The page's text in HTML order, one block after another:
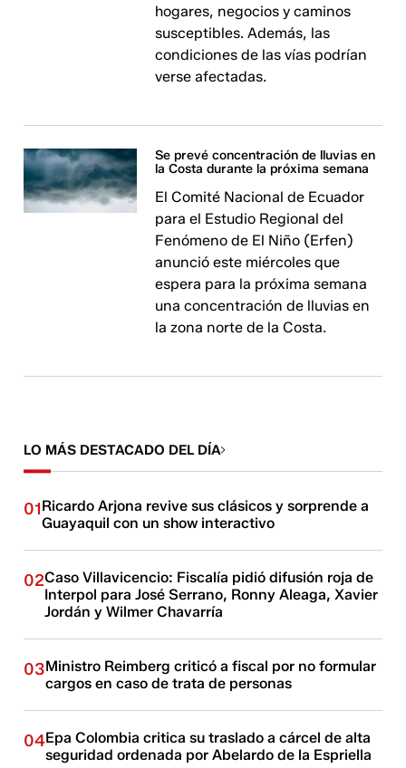
hogares, negocios y caminos
susceptibles. Además, las
condiciones de las vías podrían
verse afectadas.
Se prevé concentración de lluvias en
la Costa durante la próxima semana
El Comité Nacional de Ecuador
para el Estudio Regional del
Fenómeno de El Niño (Erfen)
anunció este miércoles que
espera para la próxima semana
una concentración de lluvias en
la zona norte de la Costa.
LO MÁS DESTACADO DEL DÍA
01Ricardo Arjona revive sus clásicos y sorprende a
Guayaquil con un show interactivo
02Caso Villavicencio: Fiscalía pidió difusión roja de
Interpol para José Serrano, Ronny Aleaga, Xavier
Jordán y Wilmer Chavarría
03Ministro Reimberg criticó a fiscal por no formular
cargos en caso de trata de personas
04Epa Colombia critica su traslado a cárcel de alta
seguridad ordenada por Abelardo de la Espriella